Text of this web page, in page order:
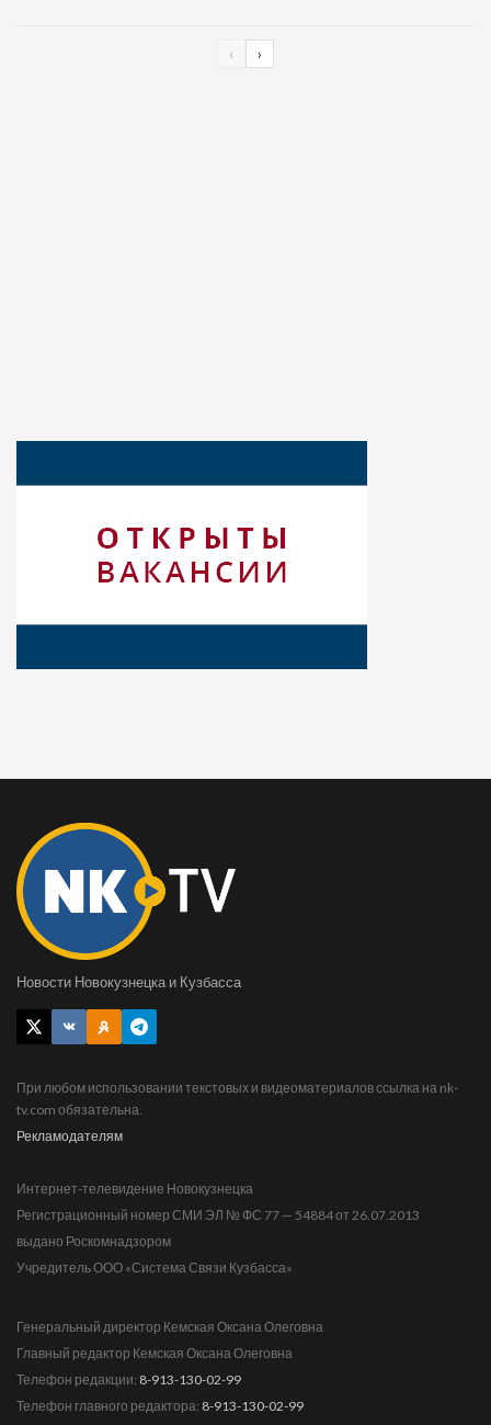
‹ ›
Новости Новокузнецка и Кузбасса
При любом использовании текстовых и видеоматериалов ссылка на nk-
tv.com обязательна.
Рекламодателям
Интернет-телевидение Новокузнецка
Регистрационный номер СМИ ЭЛ № ФС 77 — 54884 от 26.07.2013
выдано Роскомнадзором
Учредитель ООО «Система Связи Кузбасса»
Генеральный директор Кемская Оксана Олеговна
Главный редактор Кемская Оксана Олеговна
Телефон редакции: 8-913-130-02-99
Телефон главного редактора: 8-913-130-02-99